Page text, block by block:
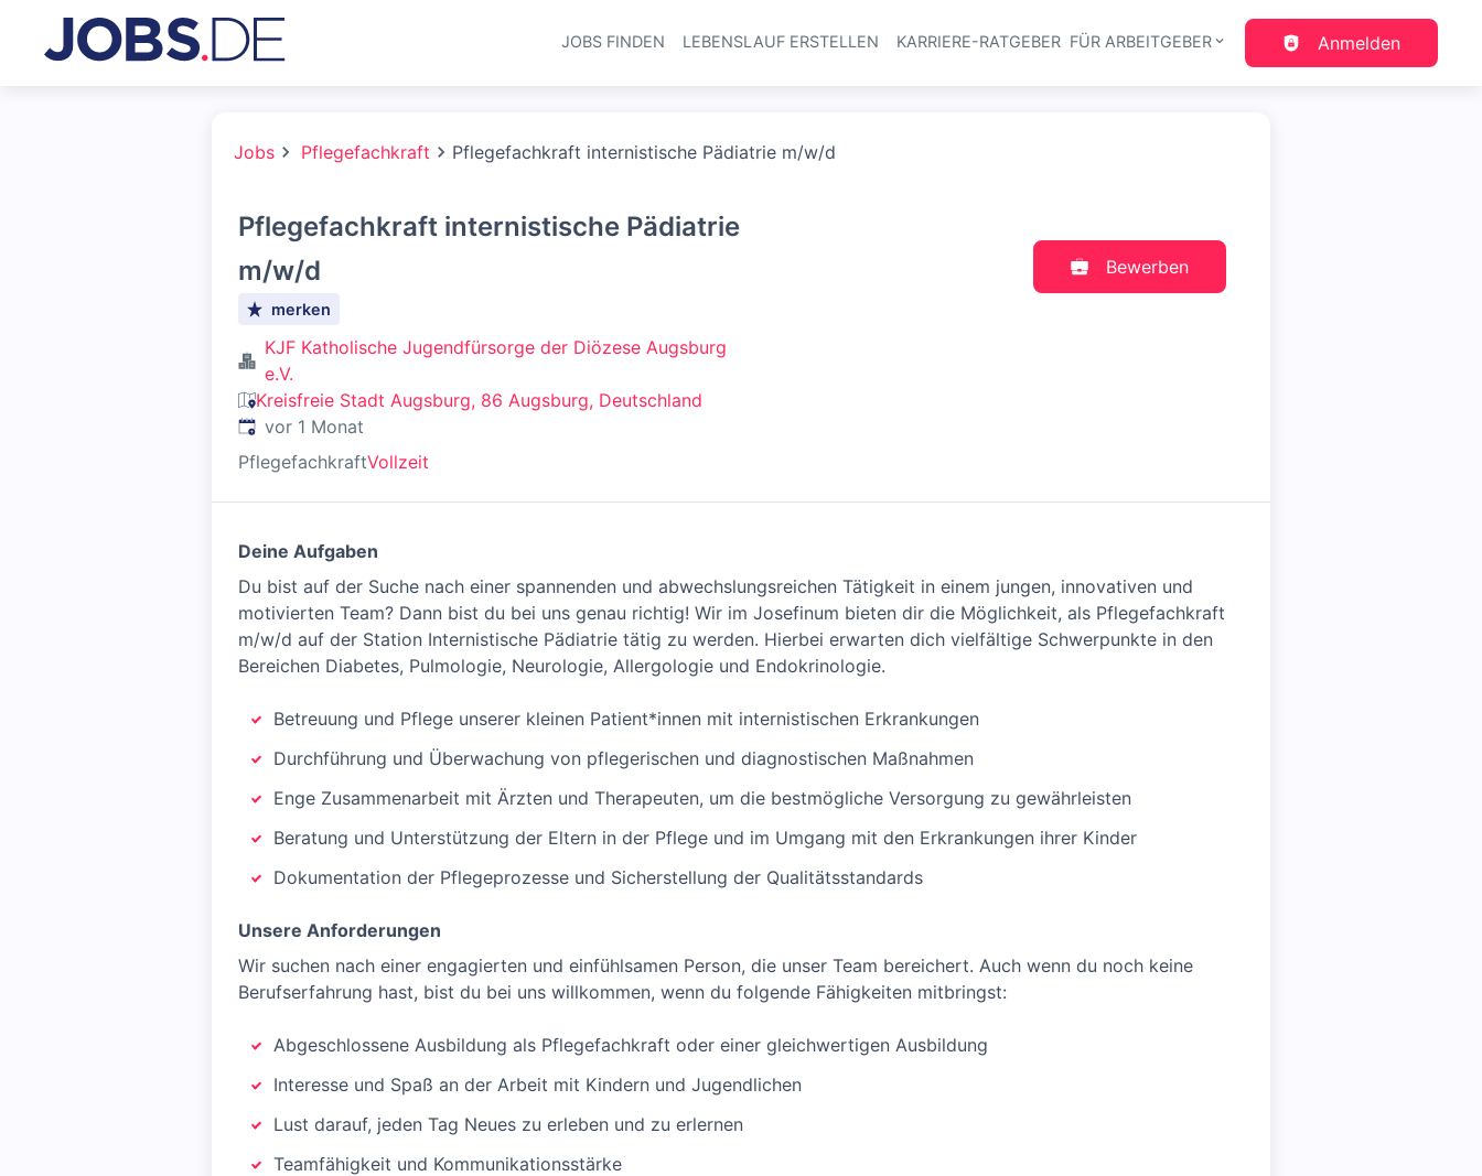
Haupt-Navigation
JOBS FINDEN LEBENSLAUF ERSTELLEN KARRIERE-RATGEBER FÜR ARBEITGEBER Anmelden
Jobs Pflegefachkraft Pflegefachkraft internistische Pädiatrie m/w/d
Pflegefachkraft internistische Pädiatrie
m/w/d
merken
KJF Katholische Jugendfürsorge der Diözese Augsburg
e.V.
Kreisfreie Stadt Augsburg, 86 Augsburg, Deutschland
Veröffentlicht:
vor 1 Monat
PflegefachkraftVollzeit
Bewerben
Deine Aufgaben
Du bist auf der Suche nach einer spannenden und abwechslungsreichen Tätigkeit in einem jungen, innovativen und
motivierten Team? Dann bist du bei uns genau richtig! Wir im Josefinum bieten dir die Möglichkeit, als Pflegefachkraft
m/w/d auf der Station Internistische Pädiatrie tätig zu werden. Hierbei erwarten dich vielfältige Schwerpunkte in den
Bereichen Diabetes, Pulmologie, Neurologie, Allergologie und Endokrinologie.
Betreuung und Pflege unserer kleinen Patient*innen mit internistischen Erkrankungen
Durchführung und Überwachung von pflegerischen und diagnostischen Maßnahmen
Enge Zusammenarbeit mit Ärzten und Therapeuten, um die bestmögliche Versorgung zu gewährleisten
Beratung und Unterstützung der Eltern in der Pflege und im Umgang mit den Erkrankungen ihrer Kinder
Dokumentation der Pflegeprozesse und Sicherstellung der Qualitätsstandards
Unsere Anforderungen
Wir suchen nach einer engagierten und einfühlsamen Person, die unser Team bereichert. Auch wenn du noch keine
Berufserfahrung hast, bist du bei uns willkommen, wenn du folgende Fähigkeiten mitbringst:
Abgeschlossene Ausbildung als Pflegefachkraft oder einer gleichwertigen Ausbildung
Interesse und Spaß an der Arbeit mit Kindern und Jugendlichen
Lust darauf, jeden Tag Neues zu erleben und zu erlernen
Teamfähigkeit und Kommunikationsstärke